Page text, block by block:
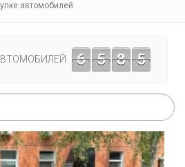
автомобилей
6 5 8 5